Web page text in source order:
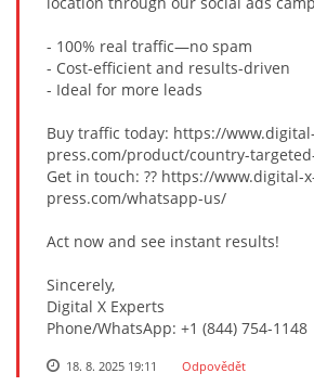
SMYSLOVÁ AKTIVITA
MONTESSORI AKTIVITA
KALENDÁŘ PRO DĚTI
- 100% real traffic—no spam
- Cost-efficient and results-driven
- Ideal for more leads
Buy traffic today: https://
press.com/product/country-
Get in touch: ?? https://www.digital-
press.com/whatsapp-us/
Act now and see instant results!
Sincerely,
Digital X Experts
Phone/WhatsApp: +1 (844) 754-1148
18. 8. 2025 19:11 Odpovědět